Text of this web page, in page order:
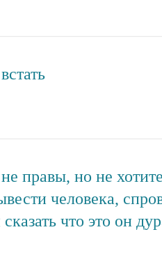
правы, но не
человека,
что это он